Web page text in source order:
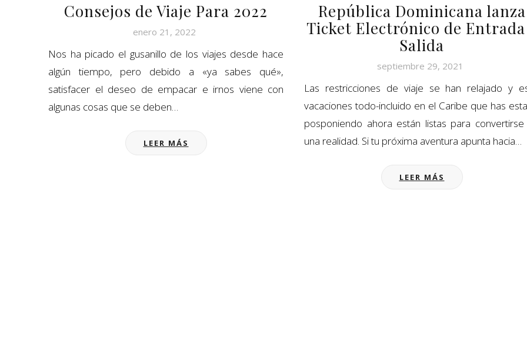
Consejos de Viaje Para 2022
enero 21, 2022
Nos ha picado el gusanillo de los viajes desde hace
algún tiempo, pero debido a «ya sabes qué»,
satisfacer el deseo de empacar e irnos viene con
algunas cosas que se deben…
LEER MÁS
República Dominicana lanza
Ticket Electrónico de
Salida
septiembre 29, 2021
Las restricciones de viaje se han relajado y
vacaciones todo-incluido en el Caribe que has
posponiendo ahora están listas para convertirse
una realidad. Si tu próxima aventura apunta hacia…
LEER MÁS